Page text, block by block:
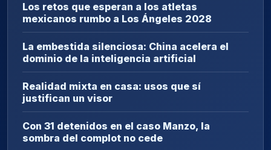
Los retos que esperan a los atletas
mexicanos rumbo a Los Ángeles 2028
La embestida silenciosa: China acelera el
dominio de la inteligencia artificial
Realidad mixta en casa: usos que sí
justifican un visor
Con 31 detenidos en el caso Manzo, la
sombra del complot no cede